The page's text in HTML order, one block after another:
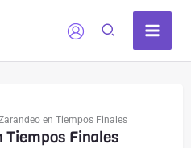
en Tiempos Finales
Tiempos Finales